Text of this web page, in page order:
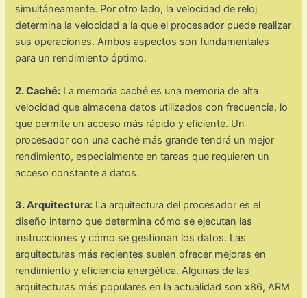
simultáneamente. Por otro lado, la velocidad de reloj
determina la velocidad a la que el procesador puede realizar
sus operaciones. Ambos aspectos son fundamentales
para un rendimiento óptimo.
2. Caché: La memoria caché es una memoria de alta
velocidad que almacena datos utilizados con frecuencia, lo
que permite un acceso más rápido y eficiente. Un
procesador con una caché más grande tendrá un mejor
rendimiento, especialmente en tareas que requieren un
acceso constante a datos.
3. Arquitectura: La arquitectura del procesador es el
diseño interno que determina cómo se ejecutan las
instrucciones y cómo se gestionan los datos. Las
arquitecturas más recientes suelen ofrecer mejoras en
rendimiento y eficiencia energética. Algunas de las
arquitecturas más populares en la actualidad son x86, ARM